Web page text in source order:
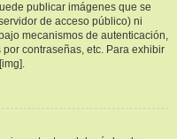
publicar imágenes que se
de acceso público) ni
mecanismos de autenticación,
contraseñas, etc. Para exhibir